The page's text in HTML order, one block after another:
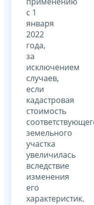
с 1
января
2022
года,
за
исключением
случаев,
если
кадастровая
стоимость
земельного
участка
увеличилась
вследствие
изменения
его
характеристик.